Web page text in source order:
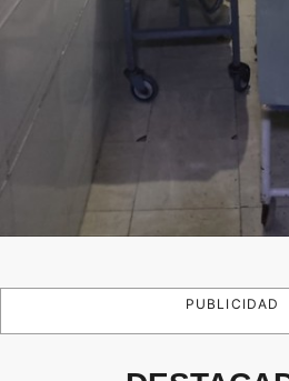
PUBLICIDAD